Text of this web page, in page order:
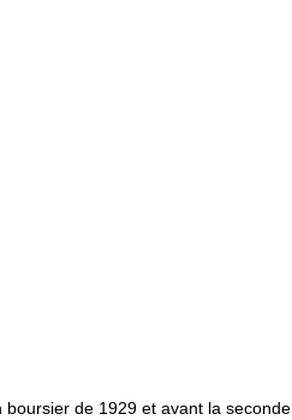
boursier de 1929 et avant la seconde